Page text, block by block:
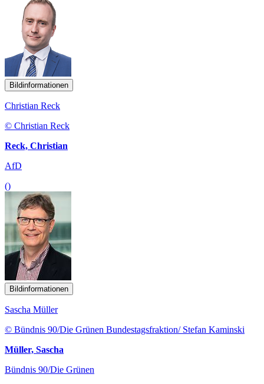
Bildinformationen
Christian Reck
© Christian Reck
Reck, Christian
AfD
()
Bildinformationen
Sascha Müller
© Bündnis 90/Die Grünen Bundestagsfraktion/ Stefan Kaminski
Müller, Sascha
Bündnis 90/Die Grünen